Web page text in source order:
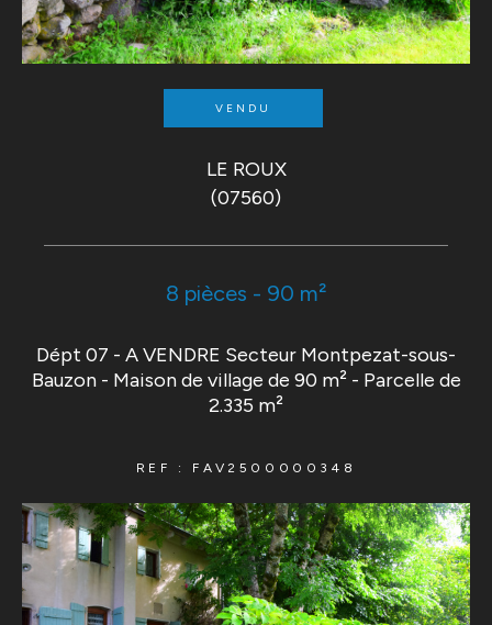
VENDU
LE ROUX
(07560)
8 pièces - 90 m²
Dépt 07 - A VENDRE Secteur Montpezat-sous-
Bauzon - Maison de village de 90 m² - Parcelle de
2.335 m²
REF : FAV2500000348